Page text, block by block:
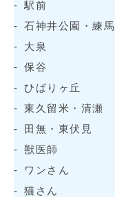
駅前
石神井公園・練馬
大泉
保谷
ひばりヶ丘
東久留米・清瀬
田無・東伏見
獣医師
ワンさん
猫さん